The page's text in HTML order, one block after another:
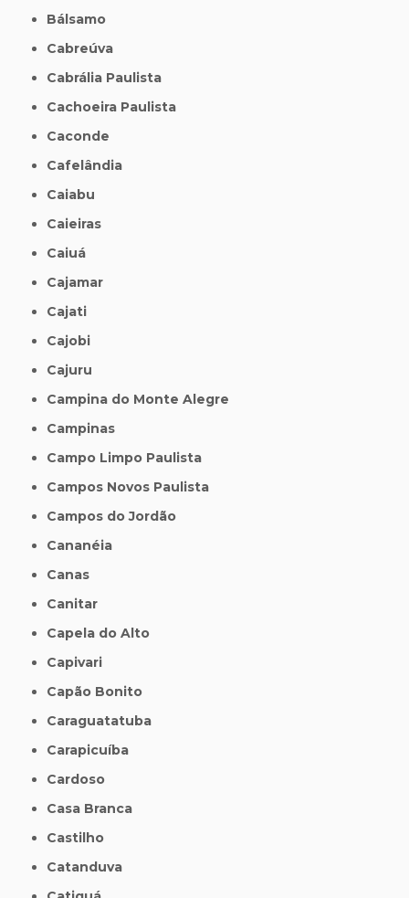
Bálsamo
Cabreúva
Cabrália Paulista
Cachoeira Paulista
Caconde
Cafelândia
Caiabu
Caieiras
Caiuá
Cajamar
Cajati
Cajobi
Cajuru
Campina do Monte Alegre
Campinas
Campo Limpo Paulista
Campos Novos Paulista
Campos do Jordão
Cananéia
Canas
Canitar
Capela do Alto
Capivari
Capão Bonito
Caraguatatuba
Carapicuíba
Cardoso
Casa Branca
Castilho
Catanduva